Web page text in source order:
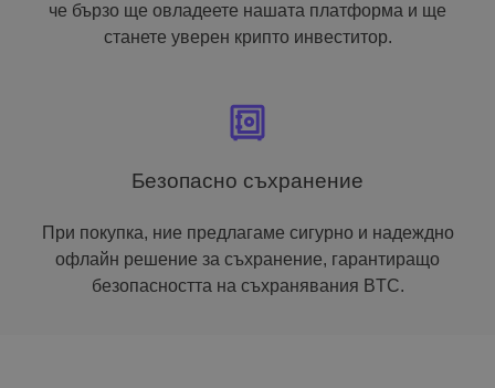
че бързо ще овладеете нашата платформа и ще
станете уверен крипто инвеститор.
Безопасно съхранение
При покупка, ние предлагаме сигурно и надеждно
офлайн решение за съхранение, гарантиращо
безопасността на съхранявания BTC.